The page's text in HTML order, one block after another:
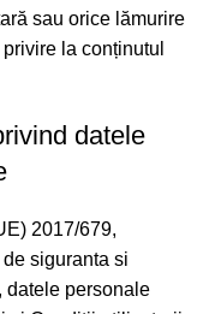
sau orice lămurire
la conținutul
datele
2017/679,
siguranta si
datele personale